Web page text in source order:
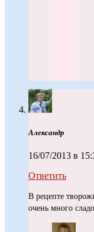
Александр
16/07/2013 в
Ответить
В рецепте
очень много